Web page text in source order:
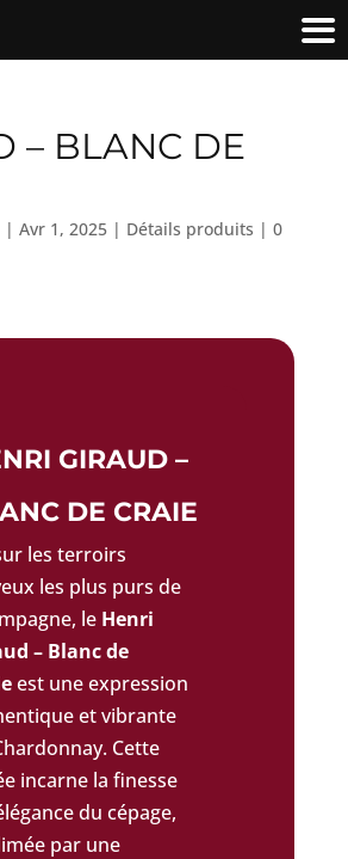
– BLANC DE
| Avr 1, 2025| Détails produits | 0
GIRAUD –
DE CRAIE
les terroirs
les plus purs de
le Henri
– Blanc de
est une expression
et vibrante
Cette
incarne la finesse
du cépage,
par une